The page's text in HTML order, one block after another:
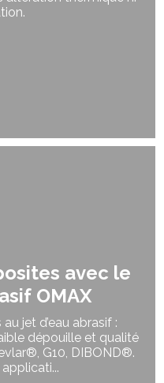
avec le
OMAX
jet d’eau abrasif :
dépouille et qualité
G10, DIBOND®.